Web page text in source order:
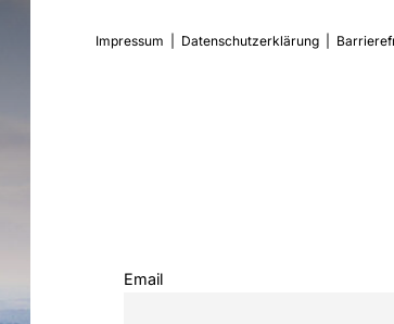
Impressum Datenschutzerklärung
Email